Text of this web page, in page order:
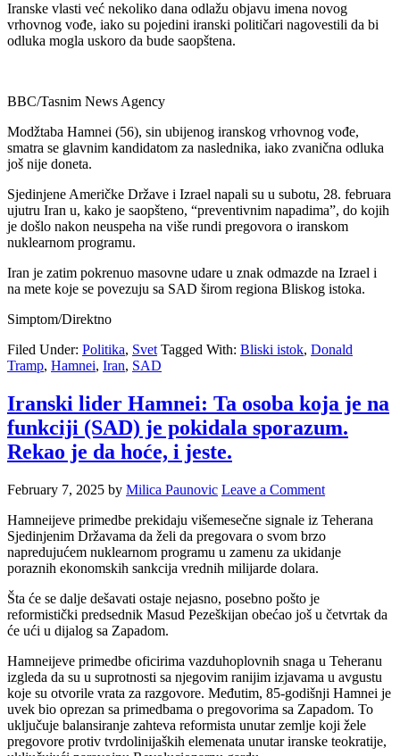
Iranske vlasti već nekoliko dana odlažu objavu imena novog
vrhovnog vođe, iako su pojedini iranski političari nagovestili da bi
odluka mogla uskoro da bude saopštena.
BBC/Tasnim News Agency
Modžtaba Hamnei (56), sin ubijenog iranskog vrhovnog vođe,
smatra se glavnim kandidatom za naslednika, iako zvanična odluka
još nije doneta.
Sjedinjene Američke Države i Izrael napali su u subotu, 28. februara
ujutru Iran u, kako je saopšteno, “preventivnim napadima”, do kojih
je došlo nakon neuspeha na više rundi pregovora o iranskom
nuklearnom programu.
Iran je zatim pokrenuo masovne udare u znak odmazde na Izrael i
na mete koje se povezuju sa SAD širom regiona Bliskog istoka.
Simptom/Direktno
Filed Under: Politika, Svet Tagged With: Bliski istok, Donald
Tramp, Hamnei, Iran, SAD
Iranski lider Hamnei: Ta osoba koja je na
funkciji (SAD) je pokidala sporazum.
Rekao je da hoće, i jeste.
February 7, 2025 by Milica Paunovic Leave a Comment
Hamneijeve primedbe prekidaju višemesečne signale iz Teherana
Sjedinjenim Državama da želi da pregovara o svom brzo
napredujućem nuklearnom programu u zamenu za ukidanje
poraznih ekonomskih sankcija vrednih milijarde dolara.
Šta će se dalje dešavati ostaje nejasno, posebno pošto je
reformistički predsednik Masud Pezeškijan obećao još u četvrtak da
će ući u dijalog sa Zapadom.
Hamneijeve primedbe oficirima vazduhoplovnih snaga u Teheranu
izgleda da su u suprotnosti sa njegovim ranijim izjavama u avgustu
koje su otvorile vrata za razgovore. Međutim, 85-godišnji Hamnei je
uvek bio oprezan sa primedbama o pregovorima sa Zapadom. To
uključuje balansiranje zahteva reformista unutar zemlje koji žele
pregovore protiv tvrdolinijaških elemenata unutar iranske teokratije,